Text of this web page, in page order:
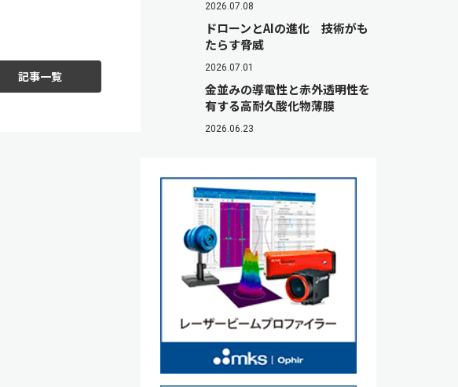
記事一覧
2026.07.08
ドローンとAIの進化 技術がも
たらす脅威
2026.07.01
金並みの導電性と赤外透明性を
有する高耐久酸化物薄膜
2026.06.23